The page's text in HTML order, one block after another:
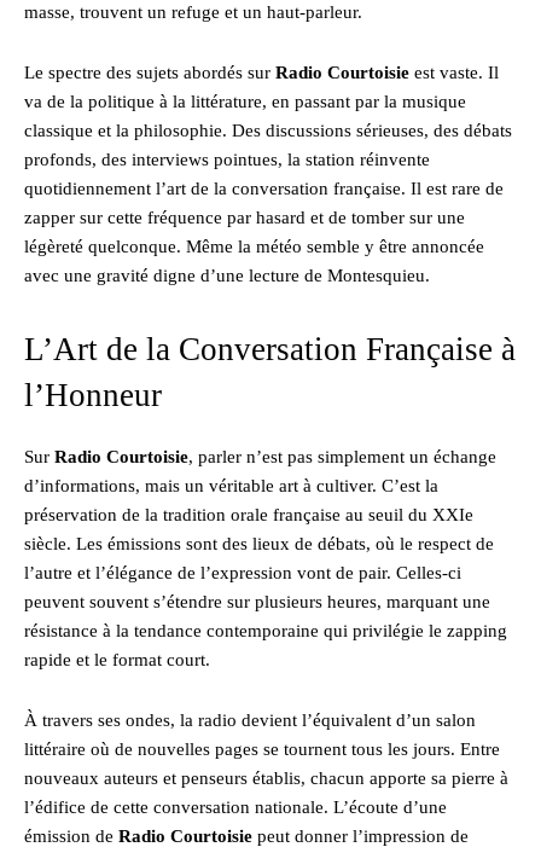
masse, trouvent un refuge et un haut-parleur.
Le spectre des sujets abordés sur Radio Courtoisie est vaste. Il
va de la politique à la littérature, en passant par la musique
classique et la philosophie. Des discussions sérieuses, des débats
profonds, des interviews pointues, la station réinvente
quotidiennement l’art de la conversation française. Il est rare de
zapper sur cette fréquence par hasard et de tomber sur une
légèreté quelconque. Même la météo semble y être annoncée
avec une gravité digne d’une lecture de Montesquieu.
L’Art de la Conversation Française à
l’Honneur
Sur Radio Courtoisie, parler n’est pas simplement un échange
d’informations, mais un véritable art à cultiver. C’est la
préservation de la tradition orale française au seuil du XXIe
siècle. Les émissions sont des lieux de débats, où le respect de
l’autre et l’élégance de l’expression vont de pair. Celles-ci
peuvent souvent s’étendre sur plusieurs heures, marquant une
résistance à la tendance contemporaine qui privilégie le zapping
rapide et le format court.
À travers ses ondes, la radio devient l’équivalent d’un salon
littéraire où de nouvelles pages se tournent tous les jours. Entre
nouveaux auteurs et penseurs établis, chacun apporte sa pierre à
l’édifice de cette conversation nationale. L’écoute d’une
émission de Radio Courtoisie peut donner l’impression de